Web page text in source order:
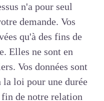
n'a pour seul
demande. Vos
qu'à des fins de
Elles ne sont en
Vos données sont
la loi pour une durée
de notre relation